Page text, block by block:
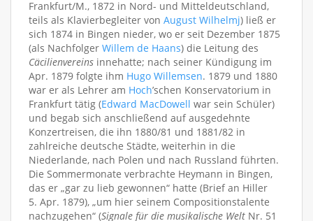
Frankfurt/M., 1872 in Nord- und Mitteldeutschland,
teils als Klavierbegleiter von August Wilhelmj) ließ er
sich 1874 in Bingen nieder, wo er seit Dezember 1875
(als Nachfolger Willem de Haans) die Leitung des
Cäcilienvereins innehatte; nach seiner Kündigung im
Apr. 1879 folgte ihm Hugo Willemsen. 1879 und 1880
war er als Lehrer am Hoch’schen Konservatorium in
Frankfurt tätig (Edward MacDowell war sein Schüler)
und begab sich anschließend auf ausgedehnte
Konzertreisen, die ihn 1880/81 und 1881/82 in
zahlreiche deutsche Städte, weiterhin in die
Niederlande, nach Polen und nach Russland führten.
Die Sommermonate verbrachte Heymann in Bingen,
das er „gar zu lieb gewonnen“ hatte (Brief an Hiller
5. Apr. 1879), „um hier seinem Compositionstalente
nachzugehen“ (Signale für die musikalische Welt Nr. 51